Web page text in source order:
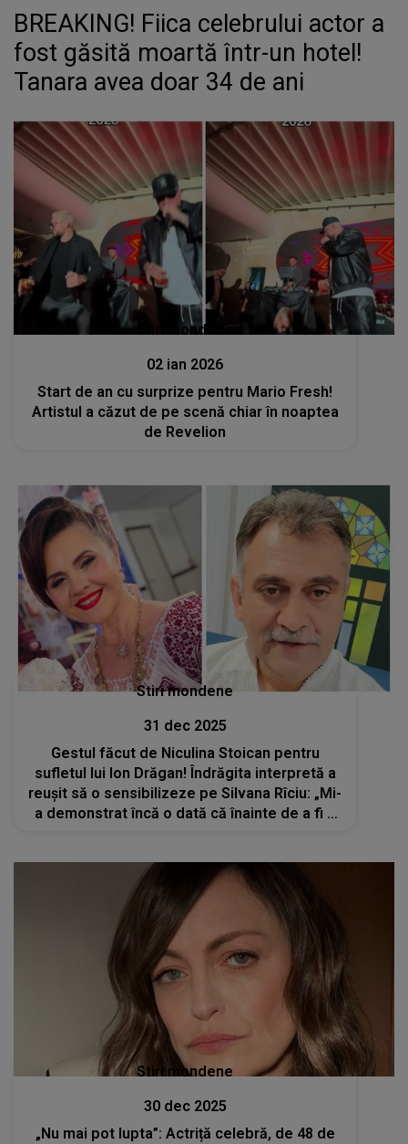
BREAKING! Fiica celebrului actor a
fost găsită moartă într-un hotel!
Tanara avea doar 34 de ani
Stiri mondene
02 ian 2026
Start de an cu surprize pentru Mario Fresh!
Artistul a căzut de pe scenă chiar în noaptea
de Revelion
Stiri mondene
31 dec 2025
Gestul făcut de Niculina Stoican pentru
sufletul lui Ion Drăgan! Îndrăgita interpretă a
reușit să o sensibilizeze pe Silvana Rîciu: „Mi-
a demonstrat încă o dată că înainte de a fi o
Stiri mondene
30 dec 2025
„Nu mai pot lupta”: Actriță celebră, de 48 de